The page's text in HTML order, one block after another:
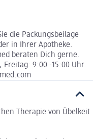
die Packungsbeilage
in Ihrer Apotheke.
beraten Dich gerne.
Freitag: 9:00 -15:00 Uhr.
Therapie von Übelkeit